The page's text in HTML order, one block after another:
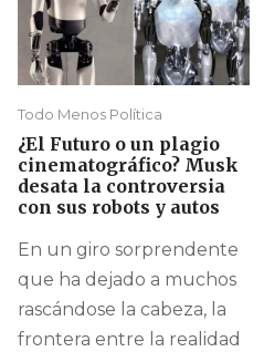
Todo Menos Política
¿El Futuro o un plagio
cinematográfico? Musk
desata la controversia
con sus robots y autos
En un giro sorprendente
que ha dejado a muchos
rascándose la cabeza, la
frontera entre la realidad